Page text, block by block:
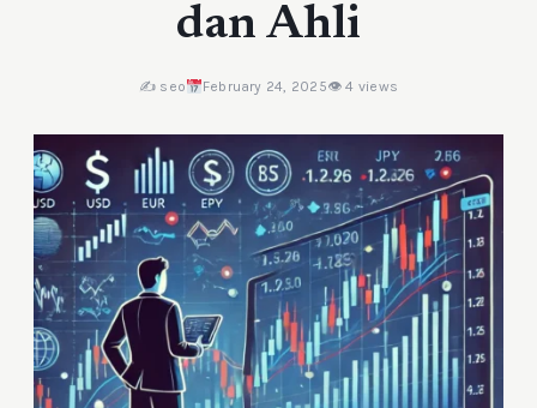
dan Ahli
✍️ seo February 24, 2025👁 4 views